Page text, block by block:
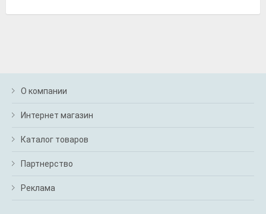
О компании
Интернет магазин
Каталог товаров
Партнерство
Реклама